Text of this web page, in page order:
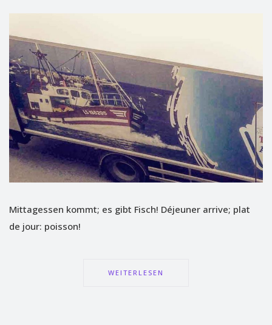
Mittagessen kommt; es gibt Fisch! Déjeuner arrive; plat
de jour: poisson!
WEITERLESEN